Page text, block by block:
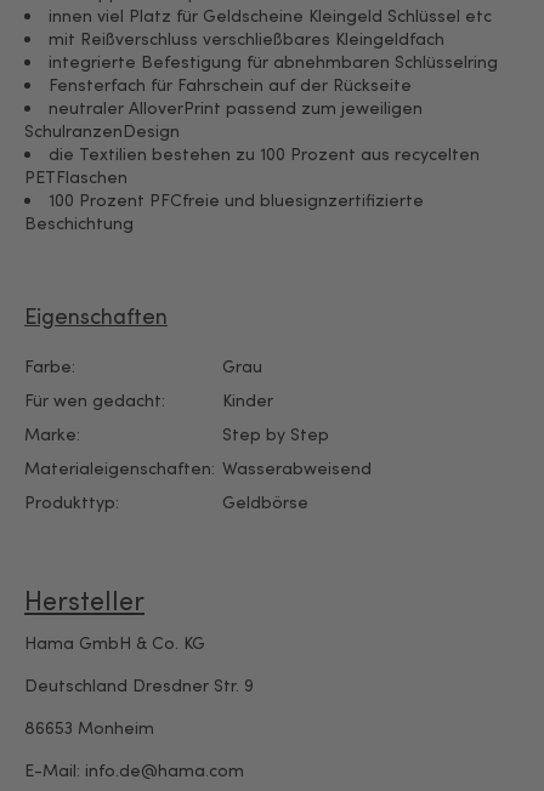
innen viel Platz für Geldscheine Kleingeld Schlüssel etc
mit Reißverschluss verschließbares Kleingeldfach
integrierte Befestigung für abnehmbaren Schlüsselring
Fensterfach für Fahrschein auf der Rückseite
neutraler AlloverPrint passend zum jeweiligen
SchulranzenDesign
die Textilien bestehen zu 100 Prozent aus recycelten
PETFlaschen
100 Prozent PFCfreie und bluesignzertifizierte
Beschichtung
Eigenschaften
Farbe:
Grau
Für wen gedacht:
Kinder
Marke:
Step by Step
Materialeigenschaften: Wasserabweisend
Produkttyp:
Geldbörse
Hersteller
Hama GmbH & Co. KG
Deutschland Dresdner Str. 9
86653 Monheim
E-Mail: info.de@hama.com